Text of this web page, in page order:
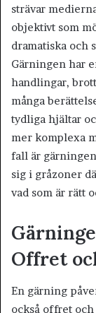
strävar
objektivt som
dramatiska och
Gärningen har
handlingar,
många
tydliga hjältar
mer komplexa
fall är
sig i gråzoner
vad som är rätt
Offret
En gärning
också offret